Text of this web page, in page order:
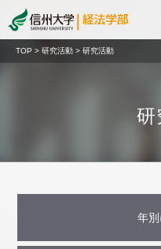
TOP > 研究活動 > 研究活動
研
年